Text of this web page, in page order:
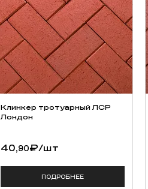
Клинкер тротуарный ЛСР
Лондон
40,90₽/шт
ПОДРОБНЕЕ